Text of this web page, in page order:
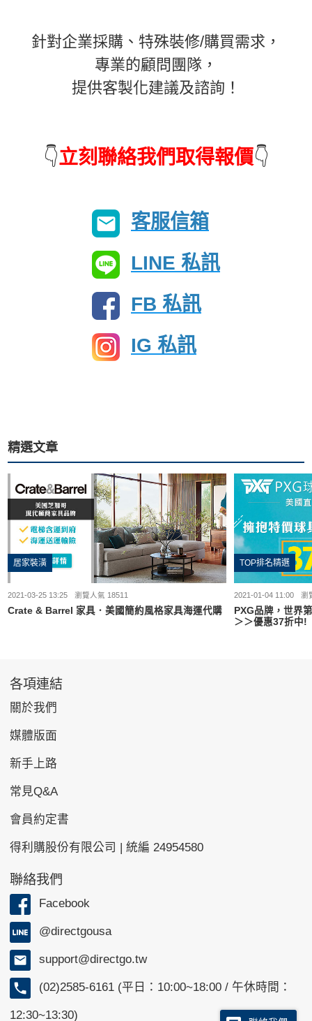
針對企業採購、特殊裝修/購買需求，
專業的顧問團隊，
提供客製化建議及諮詢！
👇立刻聯絡我們取得報價👇
客服信箱
LINE 私訊
FB 私訊
IG 私訊
精選文章
居家裝潢
Crate & Barrel 家具．美國簡約風格家具海運代購
2021-03-25 13:25 瀏覽人氣 18511
TOP排名精選
PXG品牌，世界
＞＞優惠37折中!
2021-01-04 11:00 瀏
各項連結
關於我們
媒體版面
新手上路
常見Q&A
會員約定書
得利購股份有限公司 | 統編 24954580
聯絡我們
Facebook
@directgousa
support@directgo.tw
(02)2585-6161 (平日：10:00~18:00 / 午休時間：
12:30~13:30)